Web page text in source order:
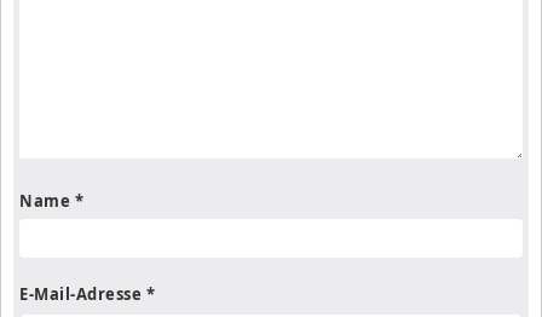
Name *
E-Mail-Adresse *